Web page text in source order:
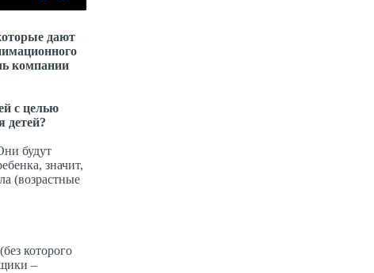
дают
компании
с целью
детей?
будут
значит,
(возрастные
которого
–